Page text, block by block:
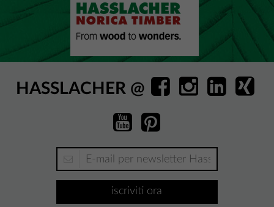
HASSLACHER @
iscriviti ora